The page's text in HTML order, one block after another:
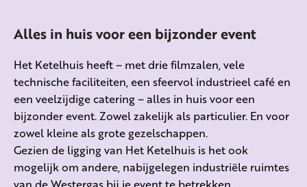
Alles in huis voor een bijzonder event
Het Ketelhuis heeft – met drie filmzalen, vele
technische faciliteiten, een sfeervol industrieel café en
een veelzijdige catering – alles in huis voor een
bijzonder event. Zowel zakelijk als particulier. En voor
zowel kleine als grote gezelschappen.
Gezien de ligging van Het Ketelhuis is het ook
mogelijk om andere, nabijgelegen industriële ruimtes
van de Westergas bij je event te betrekken.